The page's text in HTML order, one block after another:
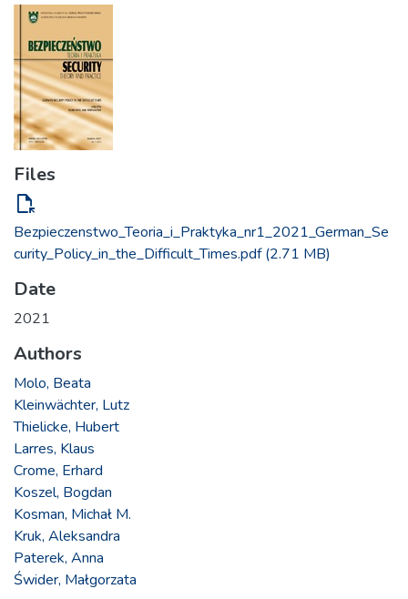
Files
file_open
Bezpieczenstwo_Teoria_i_Praktyka_nr1_2021_German_Se
curity_Policy_in_the_Difficult_Times.pdf(2.71 MB)
Date
2021
Authors
Molo, Beata
Kleinwächter, Lutz
Thielicke, Hubert
Larres, Klaus
Crome, Erhard
Koszel, Bogdan
Kosman, Michał M.
Kruk, Aleksandra
Paterek, Anna
Świder, Małgorzata